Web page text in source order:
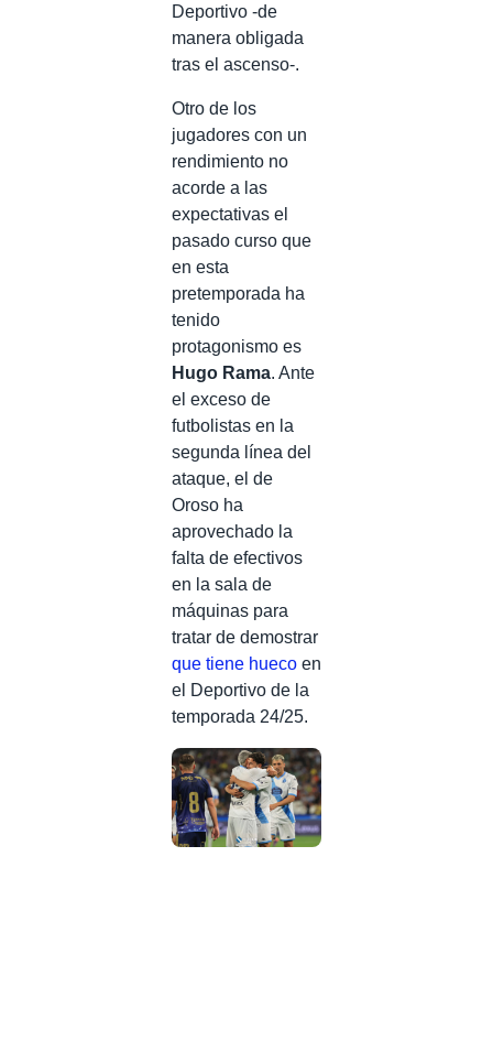
Deportivo -de
manera obligada
tras el ascenso-.
Otro de los
jugadores con un
rendimiento no
acorde a las
expectativas el
pasado curso que
en esta
pretemporada ha
tenido
protagonismo es
Hugo Rama. Ante
el exceso de
futbolistas en la
segunda línea del
ataque, el de
Oroso ha
aprovechado la
falta de efectivos
en la sala de
máquinas para
tratar de demostrar
que tiene hueco en
el Deportivo de la
temporada 24/25.